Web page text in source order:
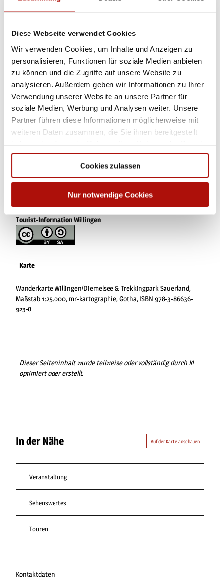
Diese Webseite verwendet Cookies
Wir verwenden Cookies, um Inhalte und Anzeigen zu
personalisieren, Funktionen für soziale Medien anbieten
zu können und die Zugriffe auf unsere Website zu
analysieren. Außerdem geben wir Informationen zu Ihrer
Verwendung unserer Website an unsere Partner für
soziale Medien, Werbung und Analysen weiter. Unsere
Partner führen diese Informationen möglicherweise mit
weiteren Daten zusammen, die Sie ihnen bereitgestellt
gesammelt haben.
Cookies zulassen
Nur notwendige Cookies
Weitere Infos / Links
www.willingen.de/wandern
www.willingen.de/seelenorte
Tourist-Information Willingen
Tourist-Information Willingen
Karte
Wanderkarte Willingen/Diemelsee & Trekkingpark Sauerland,
Maßstab 1:25.000, mr-kartographie, Gotha, ISBN 978-3-86636-
923-8
Dieser Seiteninhalt wurde teilweise oder vollständig durch KI
optimiert oder erstellt.
In der Nähe Auf der Karte anschauen
Veranstaltung
Sehenswertes
Touren
Kontaktdaten